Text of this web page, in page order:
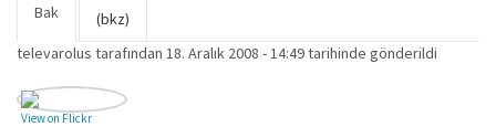
Birincil sekmeler
Bak
sekme)
(bkz)
televarolus tarafından 18. Aralık 2008 - 14:49 tarihinde gönderildi
View on Flickr